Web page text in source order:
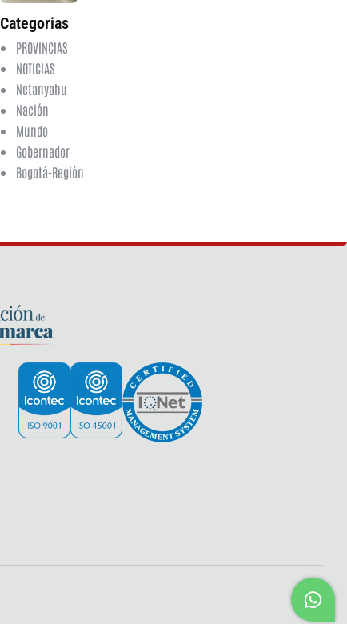
Categorias
PROVINCIAS
NOTICIAS
Netanyahu
Nación
Mundo
Gobernador
Bogotá-Región